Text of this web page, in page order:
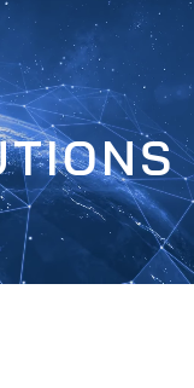
TIONS